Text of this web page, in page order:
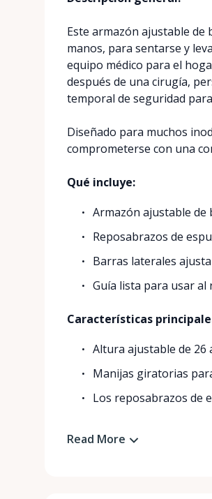
Este armazón ajustable
manos, para sentarse y
equipo médico para el
después de una cirugía,
temporal de seguridad
Diseñado para muchos
comprometerse con una
Qué incluye:
Armazón ajustable
Reposabrazos de
Barras laterales
Guía lista para usar al
Características
Altura ajustable de
Manijas giratorias
Los reposabrazos de
Read More